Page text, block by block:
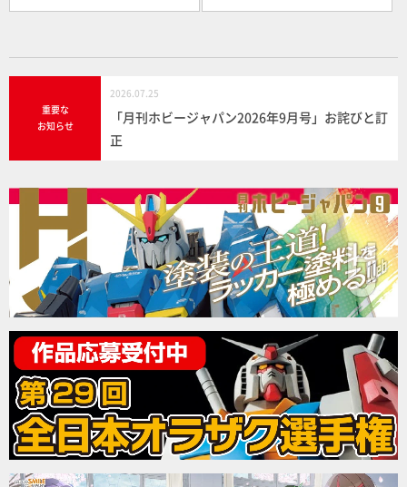
重要な
お知らせ
2026.07.25
「月刊ホビージャパン2026年9月号」お詫びと訂
正